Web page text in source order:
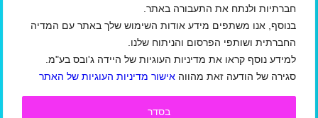
חברתיות ולנתח את התעבורה באתר.
בנוסף, אנו משתפים מידע אודות השימוש שלך באתר עם המדיה
החברתית ושותפי הפרסום והניתוח שלנו.
למידע נוסף קראו את מדיניות העוגיות של היידה ג'ובס בע"מ.
סגירה של הודעה זאת מהווה אישור מדיניות העוגיות של האתר
בסדר
שנת לידה
אני מאשר/ת כי קראתי ואני מסכים/ה
ל תקנון תנאי שימוש באתר/ מדיניות הפרטיות
ותנאי שימוש באתר למעסיקיםשל חברת היידה
ג'ובס בע"מ, וכי המידע שמסרתי ישמש ליצירת